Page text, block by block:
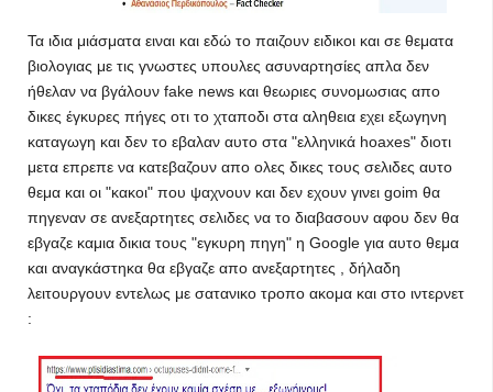
Τα ιδια μιάσματα ειναι και εδώ το παιζουν ειδικοι και σε θεματα
βιολογιας με τις γνωστες υπουλες ασυναρτησίες απλα δεν
ήθελαν να βγάλουν fake news και θεωριες συνομωσιας απο
δικες έγκυρες πήγες οτι το χταποδι στα αληθεια εχει εξωγηνη
καταγωγη και δεν το εβαλαν αυτο στα "ελληνικά hoaxes" διοτι
μετα επρεπε να κατεβαζουν απο ολες δικες τους σελιδες αυτο
θεμα και οι "κακοι" που ψαχνουν και δεν εχουν γινει goim θα
πηγεναν σε ανεξαρτητες σελιδες να το διαβασουν αφου δεν θα
εβγαζε καμια δικια τους "εγκυρη πηγη" η Google για αυτο θεμα
και αναγκάστηκα θα εβγαζε απο ανεξαρτητες , δήλαδη
λειτουργουν εντελως με σατανικο τροπο ακομα και στο ιντερνετ
: